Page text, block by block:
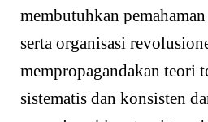
membutuhkan
serta organisasi
mempropagandakan teori
sistematis dan konsisten